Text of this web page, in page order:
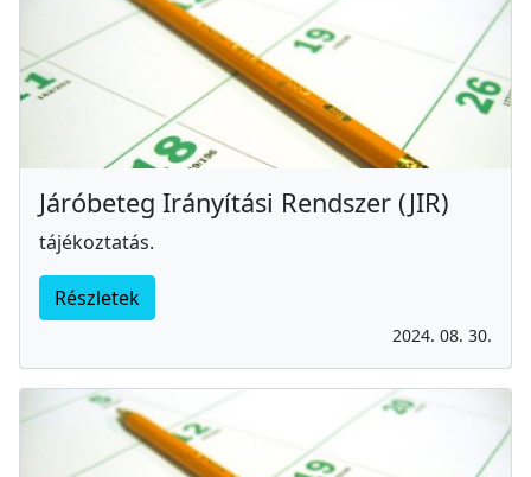
Járóbeteg Irányítási Rendszer (JIR)
tájékoztatás.
Részletek
2024. 08. 30.